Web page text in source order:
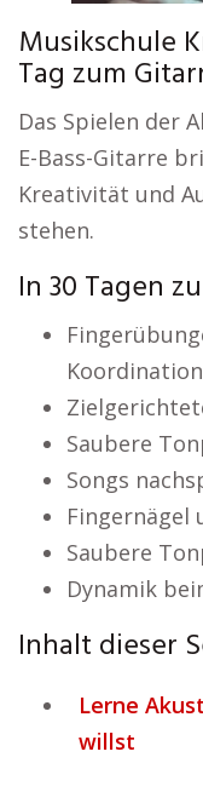
Musikschule
Tag zum
Das Spielen der
E-Bass-Gitarre
Kreativität und
stehen.
In 30 Tagen
Koordination
Saubere
Songs
Fingernägel
Saubere
Dynamik
Inhalt dieser
Lerne
willst